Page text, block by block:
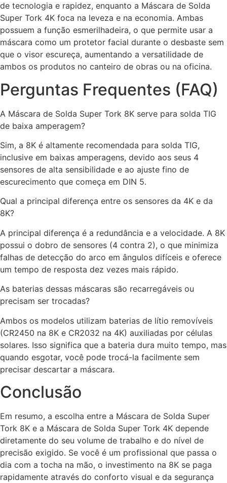
de tecnologia e rapidez, enquanto a Máscara de Solda
Super Tork 4K foca na leveza e na economia. Ambas
possuem a função esmerilhadeira, o que permite usar a
máscara como um protetor facial durante o desbaste sem
que o visor escureça, aumentando a versatilidade de
ambos os produtos no canteiro de obras ou na oficina.
Perguntas Frequentes (FAQ)
A Máscara de Solda Super Tork 8K serve para solda TIG
de baixa amperagem?
Sim, a 8K é altamente recomendada para solda TIG,
inclusive em baixas amperagens, devido aos seus 4
sensores de alta sensibilidade e ao ajuste fino de
escurecimento que começa em DIN 5.
Qual a principal diferença entre os sensores da 4K e da
8K?
A principal diferença é a redundância e a velocidade. A 8K
possui o dobro de sensores (4 contra 2), o que minimiza
falhas de detecção do arco em ângulos difíceis e oferece
um tempo de resposta dez vezes mais rápido.
As baterias dessas máscaras são recarregáveis ou
precisam ser trocadas?
Ambos os modelos utilizam baterias de lítio removíveis
(CR2450 na 8K e CR2032 na 4K) auxiliadas por células
solares. Isso significa que a bateria dura muito tempo, mas
quando esgotar, você pode trocá-la facilmente sem
precisar descartar a máscara.
Conclusão
Em resumo, a escolha entre a Máscara de Solda Super
Tork 8K e a Máscara de Solda Super Tork 4K depende
diretamente do seu volume de trabalho e do nível de
precisão exigido. Se você é um profissional que passa o
dia com a tocha na mão, o investimento na 8K se paga
rapidamente através do conforto visual e da segurança